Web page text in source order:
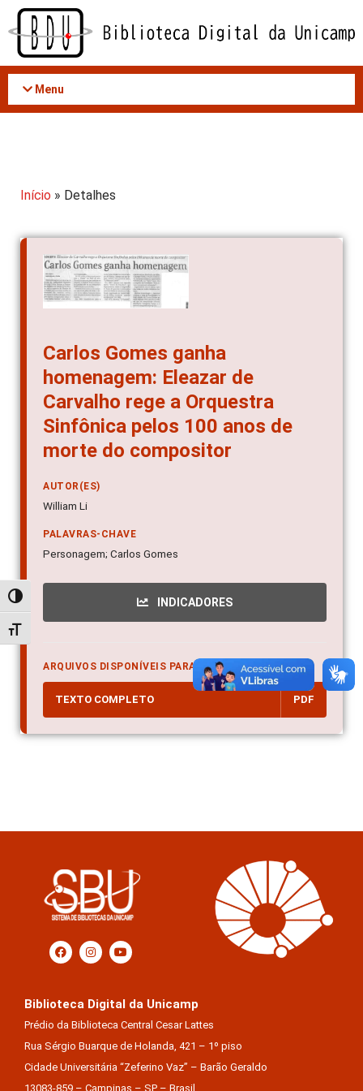
Acessar
conteúdo
Alternar alto contraste
Alternar tamanho da fonte
Menu
Início » Detalhes
Carlos Gomes ganha
homenagem: Eleazar de
Carvalho rege a Orquestra
Sinfônica pelos 100 anos de
morte do compositor
AUTOR(ES)
William Li
PALAVRAS-CHAVE
Personagem; Carlos Gomes
INDICADORES
ARQUIVOS DISPONÍVEIS PARA DOWNLOAD
TEXTO COMPLETO PDF
Biblioteca Digital da Unicamp
Prédio da Biblioteca Central Cesar Lattes
Rua Sérgio Buarque de Holanda, 421 – 1º piso
Cidade Universitária “Zeferino Vaz” – Barão Geraldo
13083-859 – Campinas – SP – Brasil